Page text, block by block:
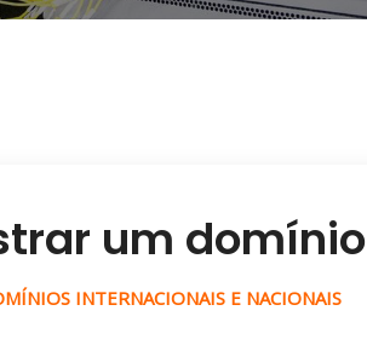
um domínio
INTERNACIONAIS E NACIONAIS